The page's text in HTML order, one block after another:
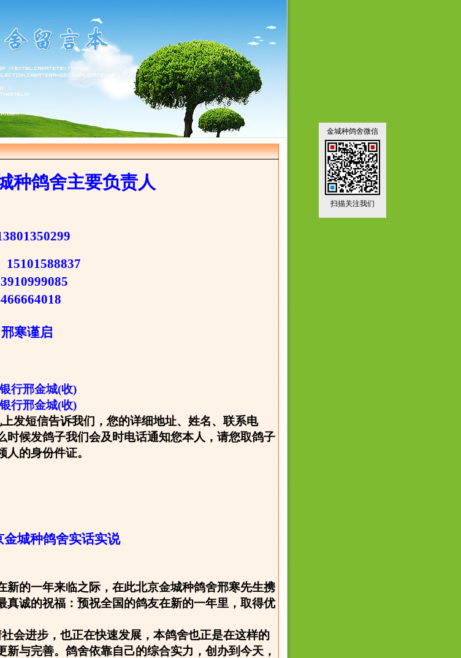
种鸽舍主要负责人
寒谨启
行邢金城(收)
行邢金城(收)
发短信告诉我们，您的详细地址、姓名、联系电
时候发鸽子我们会及时电话通知您本人，请您取鸽子
的身份件证。
金城种鸽舍实话实说
新的一年来临之际，在此北京金城种鸽舍邢寒先生携
真诚的祝福：预祝全国的鸽友在新的一年里，取得优
会进步，也正在快速发展，本鸽舍也正是在这样的
与完善。鸽舍依靠自己的综合实力，创办到今天，
金城种鸽舍微信
扫描关注我们